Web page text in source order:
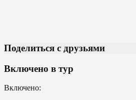
Поделиться с друзьями
Включено в тур
Включено: